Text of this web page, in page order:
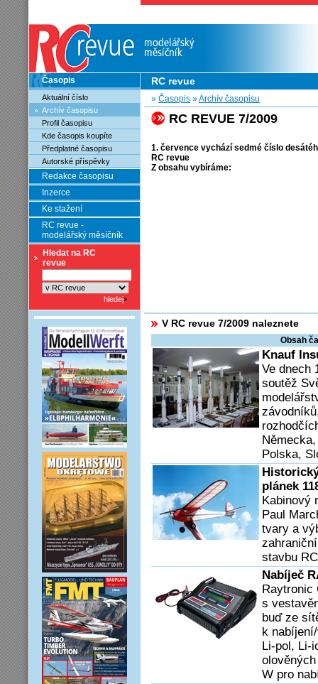
Časopis
Aktuální číslo
Archív časopisu
Profil časopisu
Kde časopis koupíte
Předplatné časopisu
Autorské příspěvky
Redakce časopisu
Inzerce
Ke stažení
RC revue -
modelářský měsíčník
Hledat na RC
revue
RC revue
» Časopis »Archív časopisu
RC REVUE 7/2009
1. července vychází sedmé číslo
RC revue
Z obsahu vybíráme:
V RC revue 7/2009 naleznete
Obsah
Knauf
Ve dnech
soutěž
Polska,
plánek
Kabinový
Paul
tvary a
stavbu
Nabíječ
Raytronic
s
buď ze
k
Li-pol, Li-
W pro